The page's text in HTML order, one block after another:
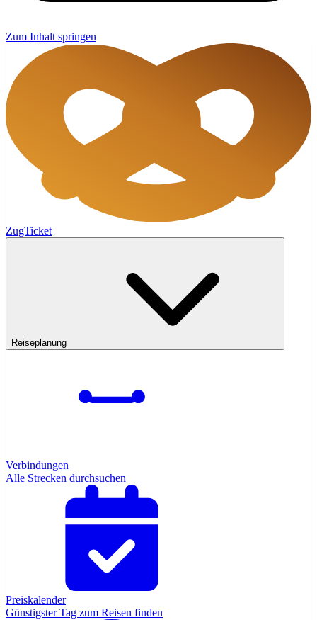
Zum Inhalt springen
ZugTicket
Reiseplanung
Verbindungen
Alle Strecken durchsuchen
Preiskalender
Günstigster Tag zum Reisen finden